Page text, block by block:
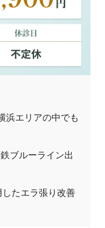
浜エリアの中でも
ブルーライン出
たエラ張り改善